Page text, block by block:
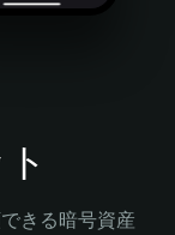
きる暗号資産